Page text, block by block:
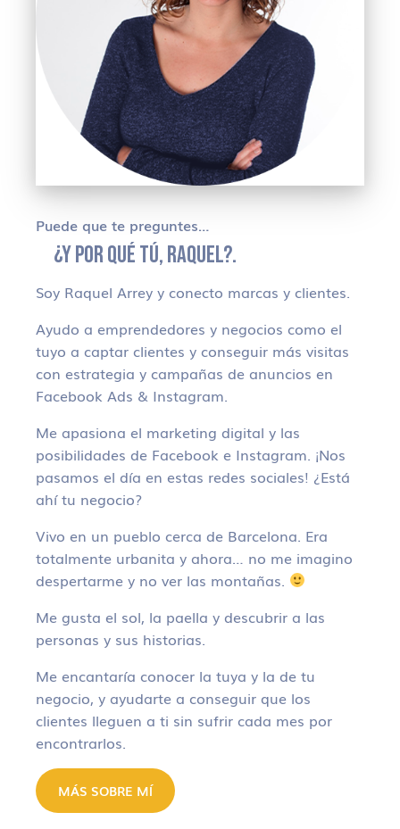
Puede que te preguntes…
¿Y POR QUÉ TÚ, RAQUEL?.
Soy Raquel Arrey y conecto marcas y clientes.
Ayudo a emprendedores y negocios como el
tuyo a captar clientes y conseguir más visitas
con estrategia y campañas de anuncios en
Facebook Ads & Instagram.
Me apasiona el marketing digital y las
posibilidades de Facebook e Instagram. ¡Nos
pasamos el día en estas redes sociales! ¿Está
ahí tu negocio?
Vivo en un pueblo cerca de Barcelona. Era
totalmente urbanita y ahora… no me imagino
despertarme y no ver las montañas.
Me gusta el sol, la paella y descubrir a las
personas y sus historias.
Me encantaría conocer la tuya y la de tu
negocio, y ayudarte a conseguir que los
clientes lleguen a ti sin sufrir cada mes por
encontrarlos.
MÁS SOBRE MÍ